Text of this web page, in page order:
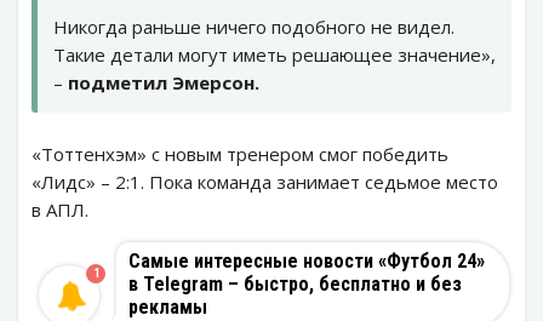
Никогда раньше ничего подобного не видел.
Такие детали могут иметь решающее значение»,
– подметил Эмерсон.
«Тоттенхэм» с новым тренером смог победить
«Лидс» – 2:1. Пока команда занимает седьмое место
в АПЛ.
Самые интересные новости «Футбол 24»
в Telegram – быстро, бесплатно и без
рекламы
1